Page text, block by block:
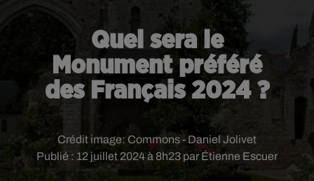
Quel sera le
Monument préféré
des Français 2024 ?
Publié : 12 juillet 2024 à 8h23 par Étienne Escuer
Crédit image: Commons - Daniel Jolivet